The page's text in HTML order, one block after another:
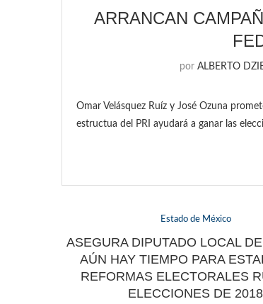
ARRANCAN
por ALBERTO
Omar Velásquez Ruíz y José Ozuna
estructua del PRI ayudará a ganar las
Estado de México
ASEGURA DIPUTADO LOCAL
AÚN HAY TIEMPO PARA
REFORMAS ELECTORALES
ELECCIONES DE 2018